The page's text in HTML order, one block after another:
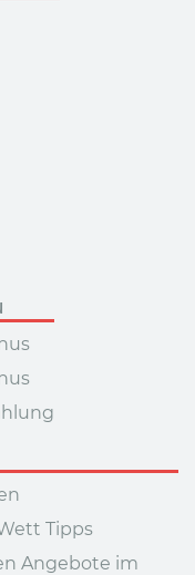
Tipps
Angebote im